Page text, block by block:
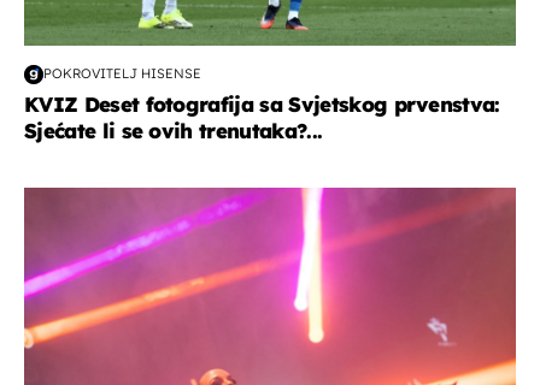
POKROVITELJ HISENSE
KVIZ Deset fotografija sa Svjetskog prvenstva:
Sjećate li se ovih trenutaka?...